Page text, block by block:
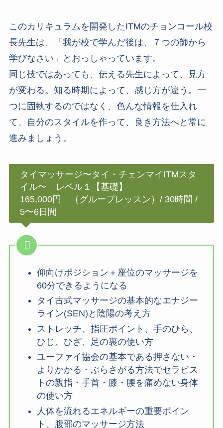
このカリキュラムを開発したITMのチョンコール校
長先生は、「我が校で学んだ後は、７つの師から
学びなさい」とおっしゃっています。
同じ技ではあっても、伝える先生によって、見方
が変わる。知る時期によって、感じ方が違う。一
つに固執するのではなく、色んな情報を仕入れ
て、自分のスタイルを作って、良き方法へと常に
進みましょう。
タイマッサージ〜タイ・チェンマイITMスタ
イル〜 レベル１【基礎】
165,000円 （グループレッスン）/ 30時間 /
5〜6日間
仰向けポジション＋座位のマッサージを
60分できるようになる
タイ古式マッサージの基本的なエナジー
ライン(SEN)と陰陽の考え方
ストレッチ、指圧ポイント、手のひら、
ひじ、ひざ、足の裏の使い方
ユーファイ協会の基本である押さない・
よりかかる・ぶらさがる方法でセラピス
トの親指・手首・膝・腰を痛めない身体
の使い方
人体を流れるエネルギーの重要ポイン
ト、腹部のマッサージ方法